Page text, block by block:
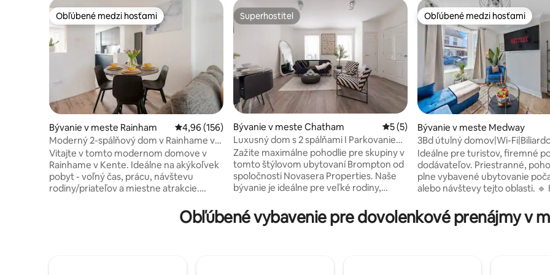
Obľúbené medzi hosťami
Obľúbené medzi hosťami
Bývanie v meste Rainham Priemerné ohodnotenie 4,96 z 5, počet hodnotení: 156
4,96 (156)
Moderný 2-spálňový dom v Rainhame v
Kente
Vitajte v tomto modernom domove v
Rainhame v Kente. Ideálne na akýkoľvek
pobyt - voľný čas, prácu, návštevu
rodiny/priateľov a miestne atrakcie.
zariadení, 5 minút chôdze od vlakovej
stanice a centra mesta, reštaurácií,
Superhostiteľ
Superhostiteľ
Bývanie v meste Chatham Priemerné ohodnotenie 5 z 5, počet
5 (5)
Luxusný dom s 2 spálňami I Parkovanie
zdarma I Neďaleko Chatham Dock
Zažite maximálne pohodlie pre skupiny v
tomto štýlovom ubytovaní Brompton od
spoločnosti Novasera Properties. Naše
bývanie je ideálne pre veľké rodiny,
prieskumníkov a ponúka jedinečné
ubytovanie pre 8 osôb na dvoch
Obľúbené medzi hosťami
Obľúbené medzi hosťami
Bývanie v meste Medway
3Bd útulný domov|Wi-
stôl|Dlhodobé pobyty vítané
Ideálne pre turistov, firemné
dodávateľov. Priestranné, pohodlné a
plne vybavené ubytovanie
alebo návštevy tejto oblasti. 🔹 Kľúčové
vysokorýchlostné Wi-Fi – pre
zábavné a pracovné potreby. ✅ Smart TV
Obľúbené vybavenie pre dovolenkové prenájmy v